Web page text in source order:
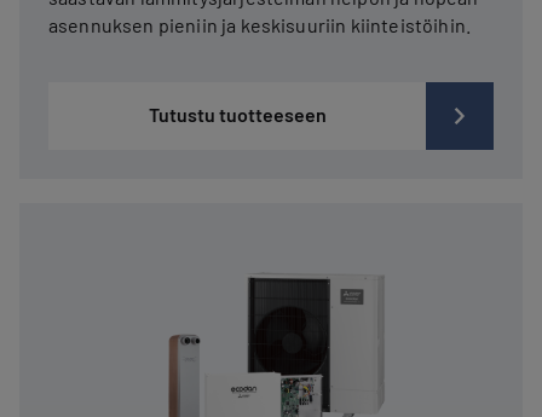
asennuksen pieniin ja keskisuuriin kiinteistöihin.
Tutustu tuotteeseen